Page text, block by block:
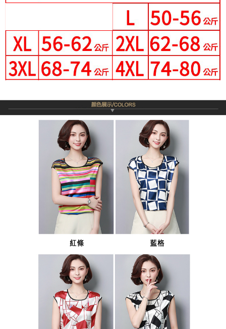
2.透過簡訊連結打開帳單後，可選擇「超商條碼／台灣大直營門市／銀行轉
【注意事項】
1.本服務係由「台灣大哥大股份有限公司」（以下簡稱本公司）所提供，讓
用戶於交易時，得透過本服務購買商品或服務，並由商店將買賣／分期付款
買賣價金債權讓與本公司後，依約使用本公司帳單繳交帳款。
2.基於同意付款使用「大哥付你分期」之契約關係目的，商店將以您的個人
資料（包含姓名、電話或地址）提供予台灣大哥大進項蒐集、處理及利用，
3.完整用戶服務條款，請詳閱以下連結：https://oppay.tw/userRule
１．於結帳方式選擇「AFTEE先享後付」後，將跳轉至「AFTEE先享後付」
結帳頁面，進行簡訊認證並確認金額後，即可完成結帳。
２．訂單成立數日內，您將收到繳費通知簡訊。
３．收到繳費通知簡訊後14天內，點擊此簡訊中的連結，可透過四大超商／
ATM／網路銀行／等多元方式進行付款，方視為交易完成。
※ 請注意：結帳手續完成當下不需立刻繳費，但若您需要取消訂單，請聯絡
購買商品的店家。未經商家同意取消之訂單仍視為有效，需透過AFTEE先享
後付繳納相關費用。
※ 交易是否成功請以「AFTEE先享後付 」之結帳頁面顯示為準，若有關於
【注意事項】
１．透過由恩沛科技股份有限公司提供之「AFTEE先享後付」服務完成之交
易，需依本服務之必要範圍內提供個人資料，並將交易相關給付款項請求債
權轉讓予恩沛科技股份有限公司。
２．關於個人資料處理事宜，請瀏覽以下網址：
https://aftee.tw/terms/#terms3
３．未成年的使用者請事先徵得法定代理人或監護人之同意方可使用
「AFTEE先享後付」，若未經同意申辦者引起之損失，本公司不負相關責
４．使用「AFTEE先享後付」時，將依據個別帳號之用戶狀況，依本公司即
時審查核予不同之上限額度；若仍有額度不足之情形，本公司將視審查結果
請求用戶進行身份認證。
５．嚴禁一人註冊多個帳號或使用他人資訊註冊。若發現惡意使用之情形，
恩沛科技股份有限公司將有權停止該用戶之使用額度並採取法律行動。
每筆NT$80，滿NT$699(含以上)免運費
付款後全家取貨
每筆NT$80，滿NT$699(含以上)免運費
付款後萊爾富取貨
7-11付款取貨
每筆NT$80，滿NT$699(含以上)免運費
付款後7-11取貨
每筆NT$80，滿NT$699(含以上)免運費
每筆NT$70，滿NT$699(含以上)免運費
每筆NT$90，滿NT$699(含以上)免運費